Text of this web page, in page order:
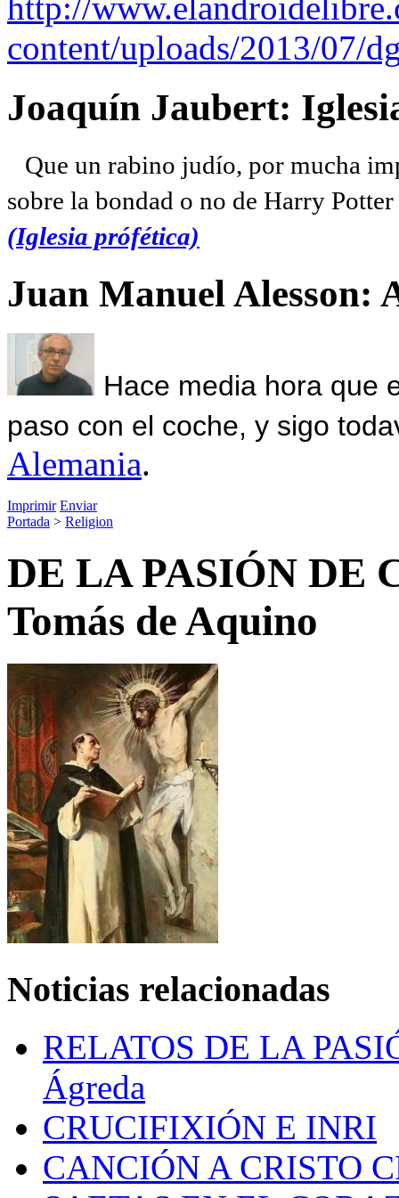
content/uploads/2013/07/
Joaquín Jaubert:
Que un rabino judío, por mucha
sobre la bondad o no de Harry
(Iglesia prófética)
Juan Manuel Alesson:
Hace media hora que
paso con el coche, y sigo
Alemania.
Imprimir Enviar
Portada > Religion
DE LA PASIÓN DE
Tomás de Aquino
Noticias relacionadas
RELATOS DE LA
Ágreda
CRUCIFIXIÓN E INRI
CANCIÓN A CRISTO